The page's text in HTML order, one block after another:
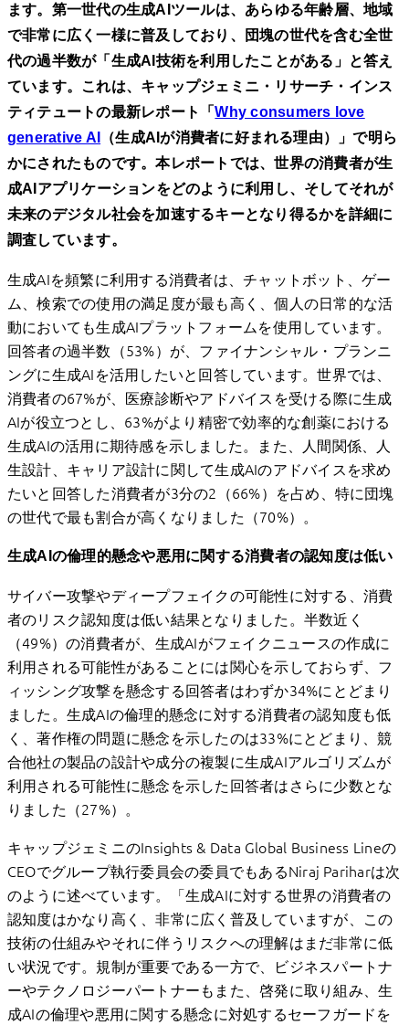
ます。第一世代の生成AIツールは、あらゆる年齢層、地域
で非常に広く一様に普及しており、団塊の世代を含む全世
代の過半数が「生成AI技術を利用したことがある」と答え
ています。これは、キャップジェミニ・リサーチ・インス
ティテュートの最新レポート「Why consumers love
generative AI
（生成AIが消費者に好まれる理由）」で明ら
かにされたものです。本レポートでは、世界の消費者が生
成AIアプリケーションをどのように利用し、そしてそれが
未来のデジタル社会を加速するキーとなり得るかを詳細に
調査しています。
生成AIを頻繁に利用する消費者は、チャットボット、ゲー
ム、検索での使用の満足度が最も高く、個人の日常的な活
動においても生成AIプラットフォームを使用しています。
回答者の過半数（53%）が、ファイナンシャル・プランニ
ングに生成AIを活用したいと回答しています。世界では、
消費者の67%が、医療診断やアドバイスを受ける際に生成
AIが役立つとし、63%がより精密で効率的な創薬における
生成AIの活用に期待感を示しました。また、人間関係、人
生設計、キャリア設計に関して生成AIのアドバイスを求め
たいと回答した消費者が3分の2（66%）を占め、特に団塊
の世代で最も割合が高くなりました（70%）。
生成AIの倫理的懸念や悪用に関する消費者の認知度は低い
サイバー攻撃やディープフェイクの可能性に対する、消費
者のリスク認知度は低い結果となりました。半数近く
（49%）の消費者が、生成AIがフェイクニュースの作成に
利用される可能性があることには関心を示しておらず、フ
ィッシング攻撃を懸念する回答者はわずか34%にとどまり
ました。生成AIの倫理的懸念に対する消費者の認知度も低
く、著作権の問題に懸念を示したのは33%にとどまり、競
合他社の製品の設計や成分の複製に生成AIアルゴリズムが
利用される可能性に懸念を示した回答者はさらに少数とな
りました（27%）。
キャップジェミニのInsights & Data Global Business Lineの
CEOでグループ執行委員会の委員でもあるNiraj Pariharは次
のように述べています。「生成AIに対する世界の消費者の
認知度はかなり高く、非常に広く普及していますが、この
技術の仕組みやそれに伴うリスクへの理解はまだ非常に低
い状況です。規制が重要である一方で、ビジネスパートナ
ーやテクノロジーパートナーもまた、啓発に取り組み、生
成AIの倫理や悪用に関する懸念に対処するセーフガードを